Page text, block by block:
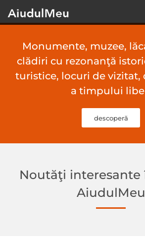
Monumente, muzee,
clădiri cu rezonanţă
turistice, locuri de vizitat,
a timpului
descoperă
Noutăţi interesante
AiudulMeu